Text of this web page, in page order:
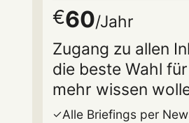
€60/Jahr
Zugang zu allen
die beste Wahl
mehr wissen
Alle Briefings per